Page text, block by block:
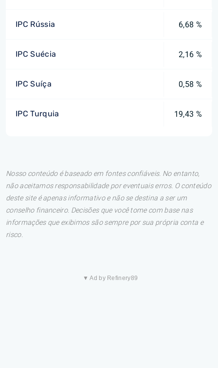
IPC Rússia 6,68 %
IPC Suécia 2,16 %
IPC Suíça 0,58 %
IPC Turquia 19,43 %
Nosso conteúdo é baseado em fontes confiáveis. No entanto,
não aceitamos responsabilidade por eventuais erros. O conteúdo
deste site é apenas informativo e não se destina a ser um
conselho financeiro. Decisões que você tome com base nas
informações que exibimos são sempre por sua própria conta e
risco.
▼ Ad by Refinery89